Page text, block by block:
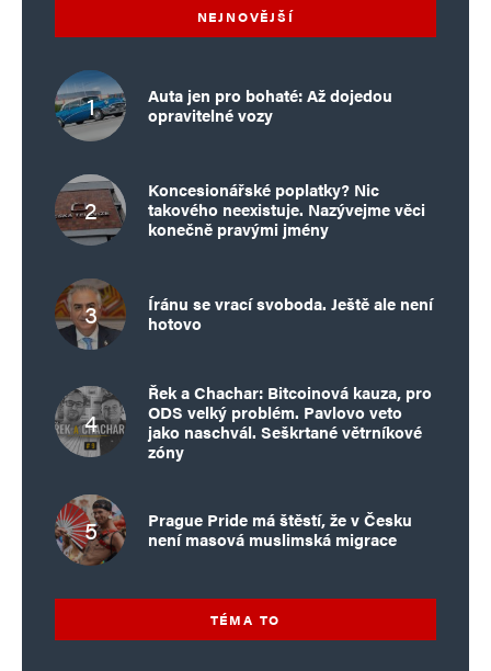
NEJNOVĚJŠÍ
Auta jen pro bohaté: Až dojedou
opravitelné vozy
Koncesionářské poplatky? Nic
takového neexistuje. Nazývejme věci
konečně pravými jmény
Íránu se vrací svoboda. Ještě ale není
hotovo
Řek a Chachar: Bitcoinová kauza, pro
ODS velký problém. Pavlovo veto
jako naschvál. Seškrtané větrníkové
zóny
Prague Pride má štěstí, že v Česku
není masová muslimská migrace
TÉMA TO